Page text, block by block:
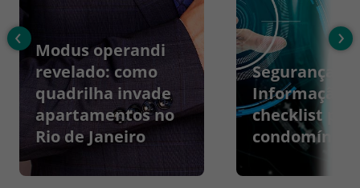
Modus operandi
revelado: como
quadrilha invade
apartamentos no
Rio de Janeiro
Segurança da
Informação:
checklist
condomínios
‹ ›